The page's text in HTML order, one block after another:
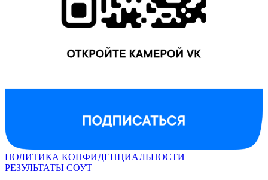
ПОЛИТИКА КОНФИДЕНЦИАЛЬНОСТИ
РЕЗУЛЬТАТЫ СОУТ